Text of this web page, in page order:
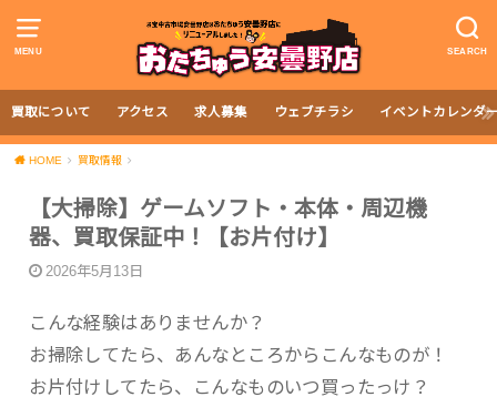
MENU SEARCH
買取について アクセス 求人募集 ウェブチラシ イベントカレンダ
HOME 買取情報
【大掃除】ゲームソフト・本体・周辺機
器、買取保証中！【お片付け】
2026年5月13日
こんな経験はありませんか？
お掃除してたら、あんなところからこんなものが！
お片付けしてたら、こんなものいつ買ったっけ？